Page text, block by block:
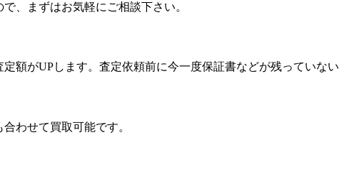
、まずはお気軽にご相談下さい。
がUPします。査定依頼前に今一度保証書などが残っていない
わせて買取可能です。